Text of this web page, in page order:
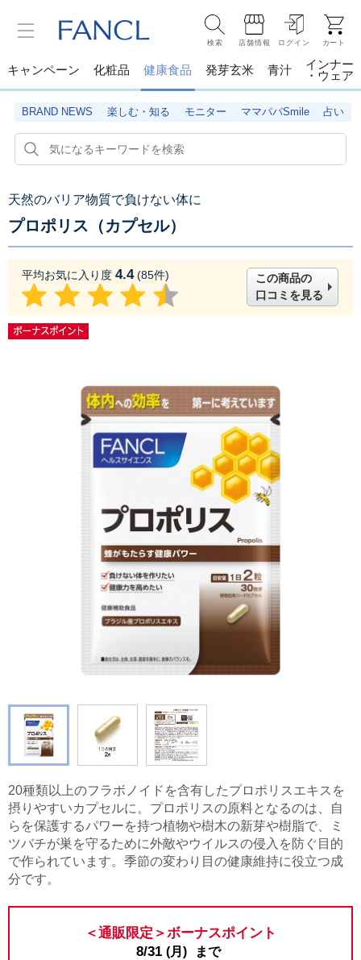
検索 店舗情報 ログイン カート
キャンペーン 化粧品 健康食品 発芽玄米 青汁
インナー
・ウェア
BRAND NEWS 楽しむ・知る モニター ママパパSmile 占い
天然のバリア物質で負けない体に
プロポリス（カプセル）
平均お気に入り度 4.4 (85件)
この商品の
口コミを見る
20種類以上のフラボノイドを含有したプロポリスエキスを
摂りやすいカプセルに。プロポリスの原料となるのは、自
らを保護するパワーを持つ植物や樹木の新芽や樹脂で、ミ
ツバチが巣を守るために外敵やウイルスの侵入を防ぐ目的
で作られています。季節の変わり目の健康維持に役立つ成
分です。
＜通販限定＞ボーナスポイント
8/31 (月) まで